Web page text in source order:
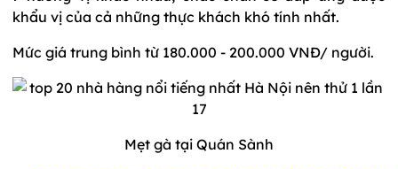
khẩu vị của cả những thực khách khó tính nhất.
Mức giá trung bình từ 180.000 - 200.000 VNĐ/ người.
Mẹt gà tại Quán Sành